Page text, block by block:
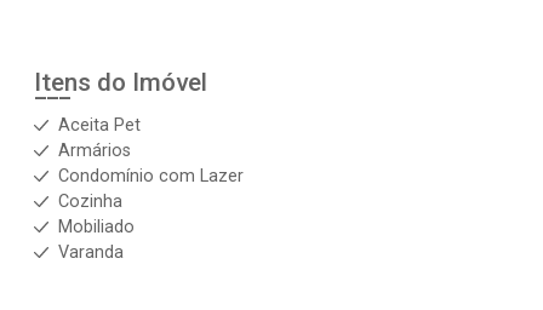
Itens do Imóvel
Aceita Pet
Armários
Condomínio com Lazer
Cozinha
Mobiliado
Varanda